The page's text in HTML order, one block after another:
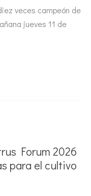
veces campeón de
jueves 11 de
Forum 2026
para el cultivo